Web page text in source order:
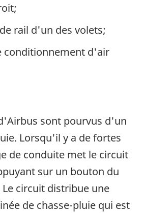
rail d'un des volets;
conditionnement d'air
sont pourvus d'un
Lorsqu'il y a de fortes
de conduite met le circuit
sur un bouton du
circuit distribue une
de chasse-pluie qui est